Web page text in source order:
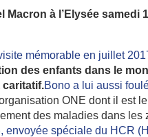
à l’Elysée samedi
mémorable en juillet
des enfants dans le
caritatif.Bono a lui aussi
ONE dont il est
des maladies dans les
envoyée spéciale du HCR